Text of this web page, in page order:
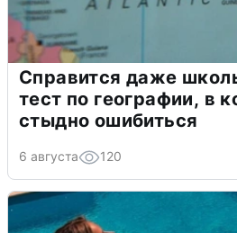
Справится даже
тест по географии, в
стыдно ошибиться
6 августа 120